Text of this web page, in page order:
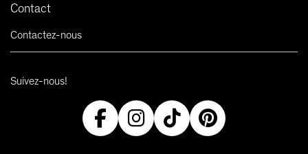
Contact
Contactez-nous
Suivez-nous!